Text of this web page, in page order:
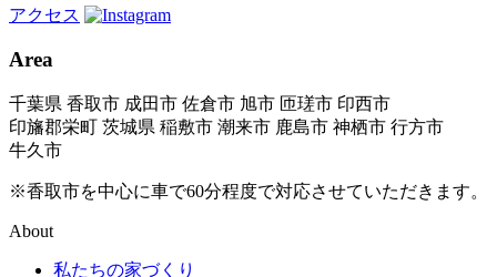
アクセス
Area
千葉県 香取市 成田市 佐倉市 旭市 匝瑳市 印西市
印旛郡栄町 茨城県 稲敷市 潮来市 鹿島市 神栖市 行方市
牛久市
※香取市を中心に車で60分程度で対応させていただきます。
About
私たちの家づくり